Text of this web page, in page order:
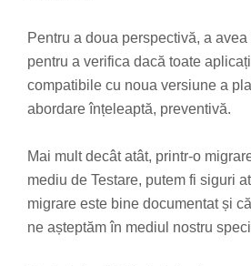
Pentru a doua perspectivă, a
pentru a verifica dacă toate
compatibile cu noua versiune a
abordare înțeleaptă, preventivă.
Mai mult decât atât, printr-o
mediu de Testare, putem fi siguri
migrare este bine documentat și
ne așteptăm în mediul nostru